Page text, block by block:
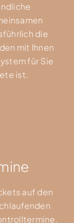
die
mit Ihnen
für Sie
ist.
auf den